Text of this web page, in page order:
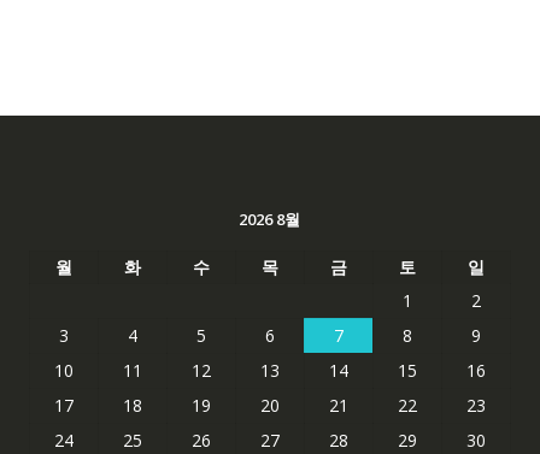
2026 8월
월 화 수 목 금 토
일
1
2
3
4 5 6 7 8
9
10
11 12 13 14 15
16
17
18 19 20 21 22
23
24
25 26 27 28 29
30